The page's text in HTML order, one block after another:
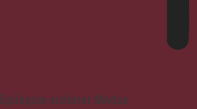
Epilepsie-sicherer Modus